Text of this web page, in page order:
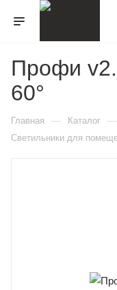
Профи
60°
Главная — Каталог —
Светильники для